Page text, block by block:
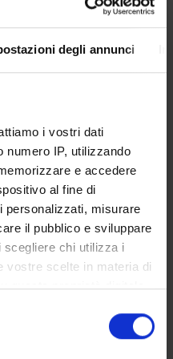
degli annunci
i vostri dati
numero IP, utilizzando
e accedere
al fine di
personalizzati, misurare
il pubblico e sviluppare
chi utilizza i
vostre scelte in materia di
questa proprietà digitale
consenso in qualsiasi
cookie o facendo clic
semestre
le conoscenze base
sulla sintesi di molecole
sono: l’analisi
delle sintesi organiche;